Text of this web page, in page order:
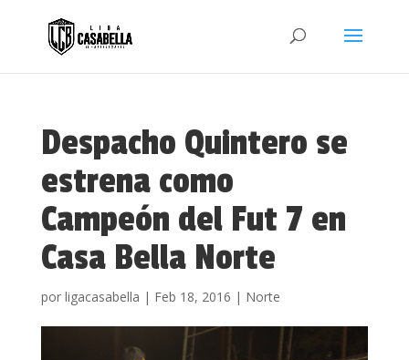
Despacho Quintero se
estrena como
Campeón del Fut 7 en
Casa Bella Norte
por ligacasabella | Feb 18, 2016 | Norte